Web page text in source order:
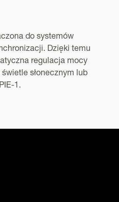
do systemów
Dzięki temu
regulacja mocy
słonecznym lub
1.